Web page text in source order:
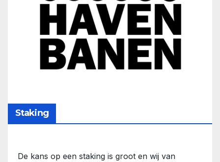
Staking
De kans op een staking is groot en wij van